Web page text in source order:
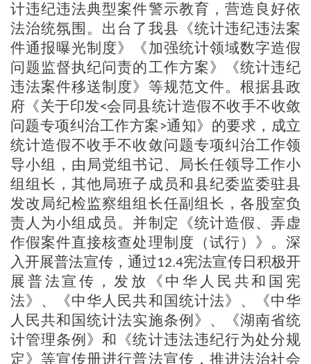
计违纪违法典型案件警示教育，营造良好依
法治统氛围。 出台了我县《统计违纪违法案
件通报曝光制度》《加强统计领域数字造假
问题监督执纪问责的工作方案》《统计违纪
违法案件移送制度》等规范文件。根据县政
府 《关于印发<会同县统计造假不收手不收敛
问题专项纠治工作方案>通知》的要求， 成立
统计造假不收手不收敛问题专项纠治工作领
导小组 ， 由局党组书记、局长任领导工作小
组组长，其他局班子成员和县纪委监委驻县
发改局纪检监察组组长任副组长，各股室负
责人为小组成员。并制定《统计造假、弄虚
作假案件直接核查处理制度（试行）》。深
入开展普法宣传， 通过12.4宪法宣传日积极开
展普法宣传，发放《中华人民共和国宪
法》、《中华人民共和国统计法》、《中华
人民共和国统计法实施条例》、《湖南省统
计管理条例》和《统计违法违纪行为处分规
定》等宣传册进行普法宣传，推进法治社会